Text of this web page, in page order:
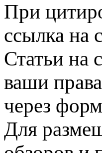
При
ссылка на
Статьи на
ваши
через
Для